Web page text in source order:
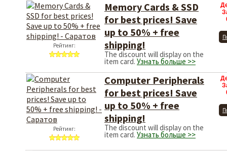
Рейтинг:
Memory Cards & SSD
for best prices! Save
up to 50% + free
shipping!
The discount will display on the
item card. Узнать больше >>
Рейтинг:
Computer Peripherals
for best prices! Save
up to 50% + free
shipping!
The discount will display on the
item card. Узнать больше >>